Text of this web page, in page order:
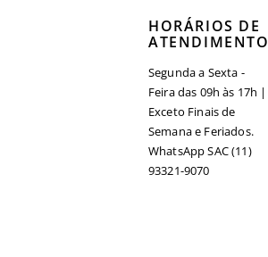
HORÁRIOS DE
ATENDIMENTO
Segunda a Sexta -
Feira das 09h às 17h |
Exceto Finais de
Semana e Feriados.
WhatsApp SAC (11)
93321-9070